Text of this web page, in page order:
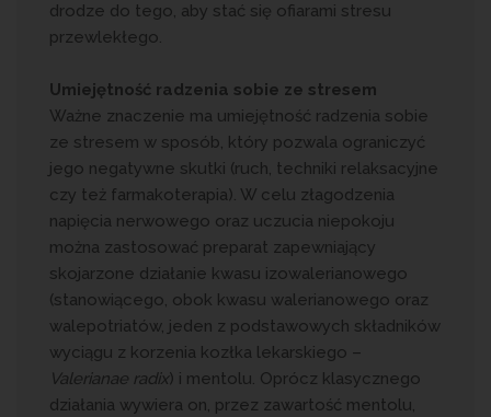
drodze do tego, aby stać się ofiarami stresu
przewlekłego.
Umiejętność radzenia sobie ze stresem
Ważne znaczenie ma umiejętność radzenia sobie
ze stresem w sposób, który pozwala ograniczyć
jego negatywne skutki (ruch, techniki relaksacyjne
czy też farmakoterapia). W celu złagodzenia
napięcia nerwowego oraz uczucia niepokoju
można zastosować preparat zapewniający
skojarzone działanie kwasu izowalerianowego
(stanowiącego, obok kwasu walerianowego oraz
walepotriatów, jeden z podstawowych składników
wyciągu z korzenia kozłka lekarskiego –
Valerianae radix) i mentolu. Oprócz klasycznego
działania wywiera on, przez zawartość mentolu,